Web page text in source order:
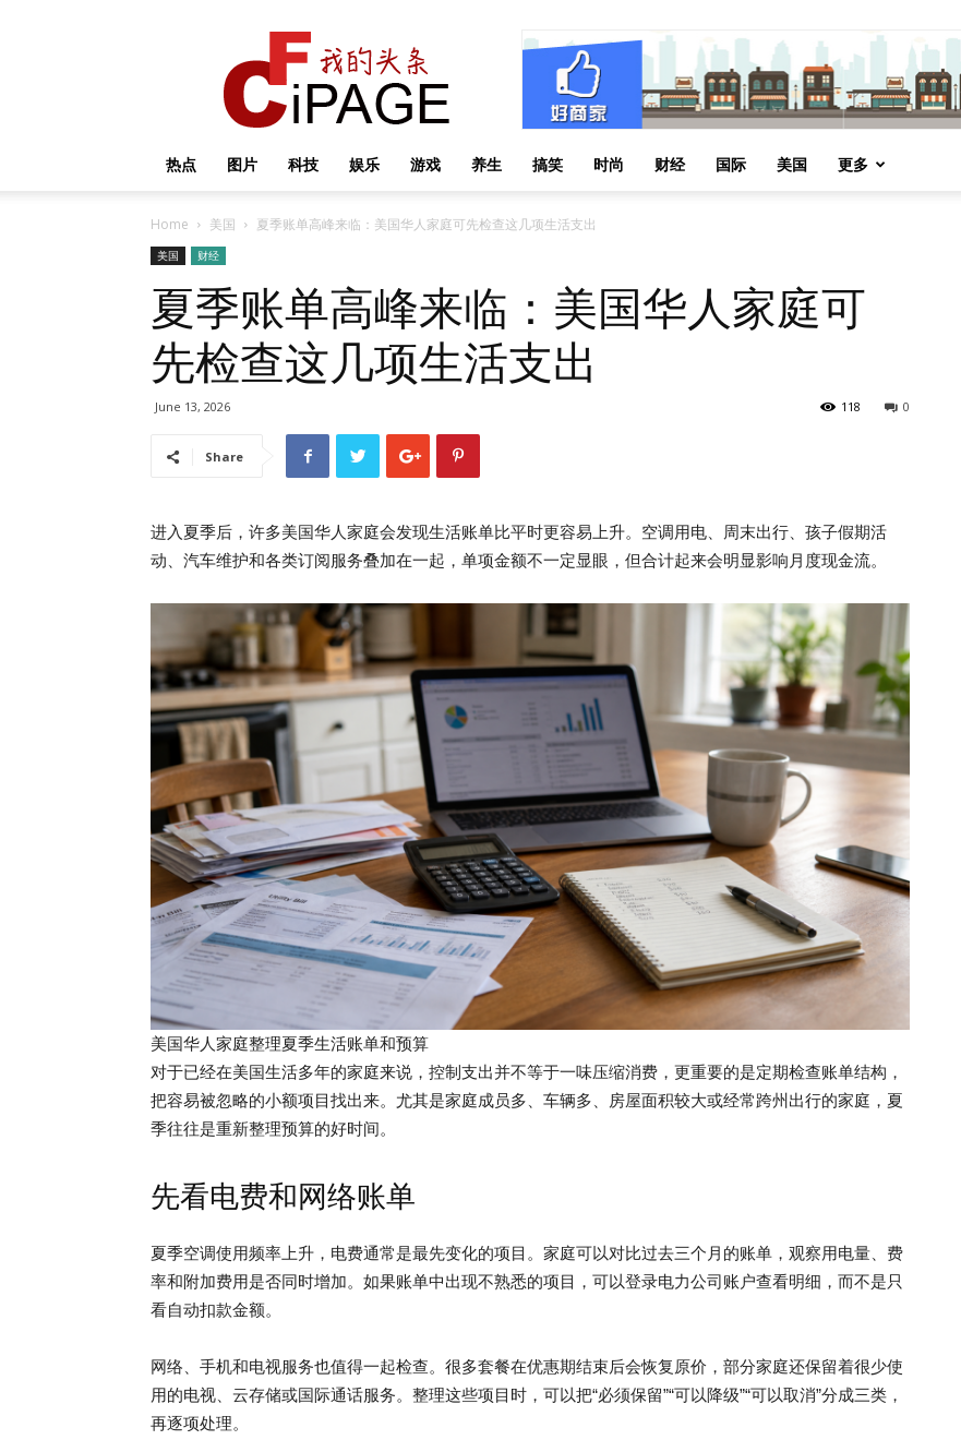
热点 图片 科技 娱乐 游戏 养生 搞笑 时尚 财经 国际 美国 更多
Home 美国 夏季账单高峰来临：美国华人家庭可先检查这几项生活支出
美国 财经
夏季账单高峰来临：美国华人家庭可
先检查这几项生活支出
June 13, 2026 0
118
Share
进入夏季后，许多美国华人家庭会发现生活账单比平时更容易上升。空调用电、周末出行、孩子假期活
动、汽车维护和各类订阅服务叠加在一起，单项金额不一定显眼，但合计起来会明显影响月度现金流。
美国华人家庭整理夏季生活账单和预算
对于已经在美国生活多年的家庭来说，控制支出并不等于一味压缩消费，更重要的是定期检查账单结构，
把容易被忽略的小额项目找出来。尤其是家庭成员多、车辆多、房屋面积较大或经常跨州出行的家庭，夏
季往往是重新整理预算的好时间。
先看电费和网络账单
夏季空调使用频率上升，电费通常是最先变化的项目。家庭可以对比过去三个月的账单，观察用电量、费
率和附加费用是否同时增加。如果账单中出现不熟悉的项目，可以登录电力公司账户查看明细，而不是只
看自动扣款金额。
网络、手机和电视服务也值得一起检查。很多套餐在优惠期结束后会恢复原价，部分家庭还保留着很少使
用的电视、云存储或国际通话服务。整理这些项目时，可以把“必须保留”“可以降级”“可以取消”分成三类，
再逐项处理。